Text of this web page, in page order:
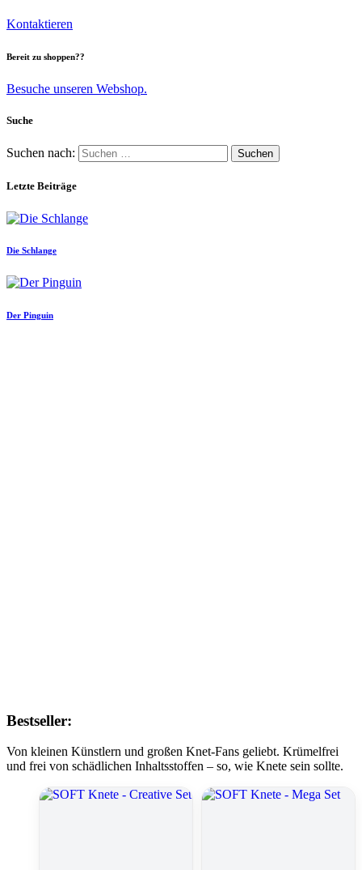
Kontaktieren
Bereit zu shoppen??
Besuche unseren Webshop.
Suche
Suchen nach:
Letzte Beiträge
Die Schlange
Der Pinguin
Bestseller:
Von kleinen Künstlern und großen Knet-Fans geliebt. Krümelfrei
und frei von schädlichen Inhaltsstoffen – so, wie Knete sein sollte.